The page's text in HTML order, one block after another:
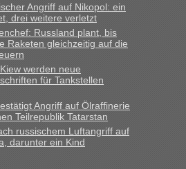
• Re: An welchem
Polen und der Ukraine geht es am
wie geplant am Montag
Sehr zeitig los gegen 5 Uhr in der
Verkehr, super bis zur Grenze. Nur
• Re: An welchem
Polen und der Ukraine geht es am
Angriff auf Nikopol: ein
drei weitere verletzt
Russland plant, bis
Raketen gleichzeitig auf die
werden neue
für Tankstellen
Angriff auf Ölraffinerie
Teilrepublik Tatarstan
russischem Luftangriff auf
darunter ein Kind